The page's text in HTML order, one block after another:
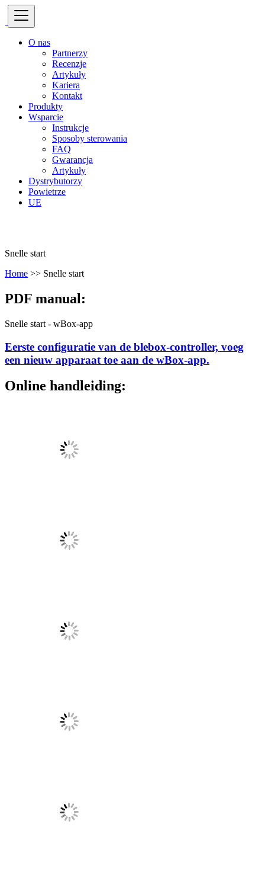
O nas
Partnerzy
Recenzje
Artykuły
Kariera
Kontakt
Produkty
Wsparcie
Instrukcje
Sposoby sterowania
FAQ
Gwarancja
Artykuły
Dystrybutorzy
Powietrze
UE
Snelle start
Home >> Snelle start
PDF manual:
Snelle start - wBox-app
Eerste configuratie van de blebox-controller, voeg
een nieuw apparaat toe aan de wBox-app.
Online handleiding: